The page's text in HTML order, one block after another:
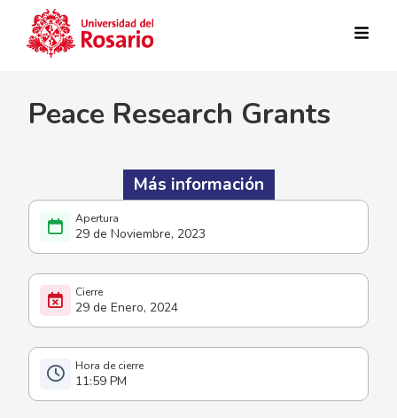
29 de Noviembre, 2023
29 de Enero, 2024
11:59 PM
Peace Research Grants
Más información